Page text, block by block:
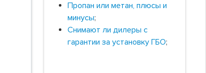
Пропан или метан, плюсы и
минусы;
Снимают ли дилеры с
гарантии за установку ГБО;